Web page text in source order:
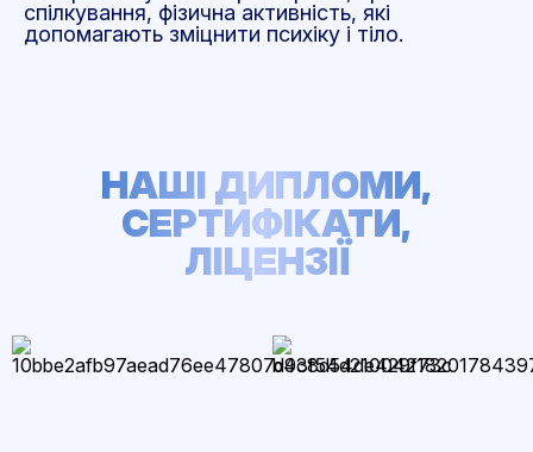
спілкування, фізична активність, які
допомагають зміцнити психіку і тіло.
НАШІ ДИПЛОМИ,
СЕРТИФІКАТИ,
ЛІЦЕНЗІЇ